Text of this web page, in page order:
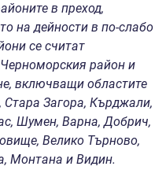
в преход,
на дейности в по-слабо
се считат
район и
включващи областите
Загора, Кърджали,
Шумен, Варна, Добрич,
Велико Търново,
Монтана и Видин.